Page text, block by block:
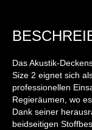
Das Akustik-
Size 2 eignet sich
professionellen
Regieräumen, wo
Dank seiner
beidseitigen